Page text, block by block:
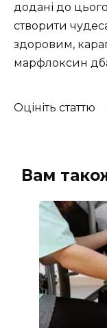
додані до
створити
здоровим,
марфлоксин
Оцініть статтю
Вам